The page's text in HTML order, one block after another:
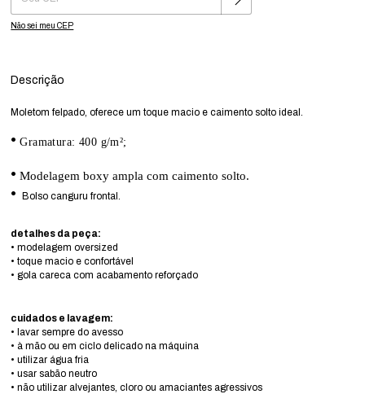
Não sei meu CEP
Descrição
Moletom felpado, oferece um toque macio e caimento solto ideal.
•Gramatura: 400 g/m²;
•Modelagem boxy ampla com caimento solto.
• Bolso canguru frontal.
detalhes da peça:
• modelagem oversized
• toque macio e confortável
• gola careca com acabamento reforçado
cuidados e lavagem:
• lavar sempre do avesso
• à mão ou em ciclo delicado na máquina
• utilizar água fria
• usar sabão neutro
• não utilizar alvejantes, cloro ou amaciantes agressivos